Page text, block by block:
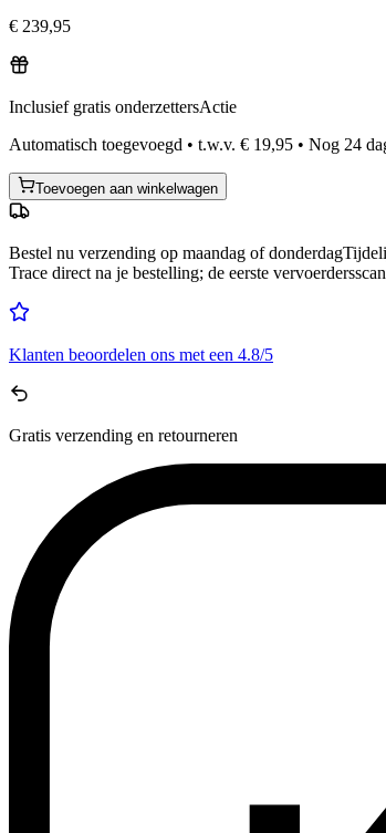
€ 239,95
Inclusief gratis onderzettersActie
Automatisch toegevoegd • t.w.v. € 19,95 • Nog 24
Toevoegen aan winkelwagen
Bestel nu verzending op maandag of donderdag
Trace direct na je bestelling; de eerste
Klanten beoordelen ons met een 4.8/5
Gratis verzending en retourneren